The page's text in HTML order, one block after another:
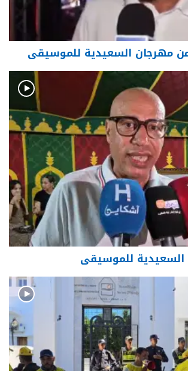
من مهرجان السعيدية للموسيقى
السعيدية للموسيقى